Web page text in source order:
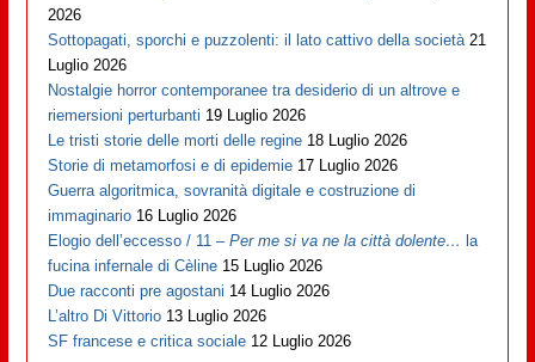
2026
Sottopagati, sporchi e puzzolenti: il lato cattivo della società 21
Luglio 2026
Nostalgie horror contemporanee tra desiderio di un altrove e
riemersioni perturbanti 19 Luglio 2026
Le tristi storie delle morti delle regine 18 Luglio 2026
Storie di metamorfosi e di epidemie 17 Luglio 2026
Guerra algoritmica, sovranità digitale e costruzione di
immaginario 16 Luglio 2026
Elogio dell’eccesso / 11 –Per me si va ne la città dolente… la
fucina infernale di Cèline 15 Luglio 2026
Due racconti pre agostani 14 Luglio 2026
L’altro Di Vittorio 13 Luglio 2026
SF francese e critica sociale 12 Luglio 2026